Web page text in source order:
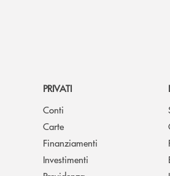
PRIVATI
Conti
Carte
Finanziamenti
Investimenti